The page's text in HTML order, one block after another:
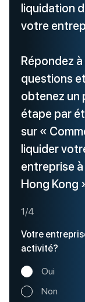
liquidation
votre
Répondez à
questions et
obtenez un
étape par
sur «
liquider
entreprise à
Hong Kong
1/4
Votre
activité?
Oui
Non